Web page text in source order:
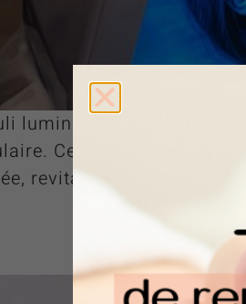
lumineux uniques, les
Ce soin non invasif
revitalisée et rajeunie.